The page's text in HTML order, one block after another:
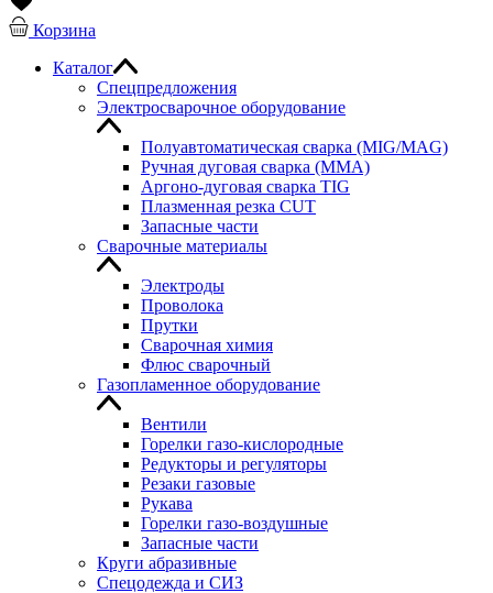
Корзина
Каталог
Спецпредложения
Электросварочное оборудование
Полуавтоматическая сварка (MIG/MAG)
Ручная дуговая сварка (MMA)
Аргоно-дуговая сварка TIG
Плазменная резка CUT
Запасные части
Сварочные материалы
Электроды
Проволока
Прутки
Сварочная химия
Флюс сварочный
Газопламенное оборудование
Вентили
Горелки газо-кислородные
Редукторы и регуляторы
Резаки газовые
Рукава
Горелки газо-воздушные
Запасные части
Круги абразивные
Спецодежда и СИЗ